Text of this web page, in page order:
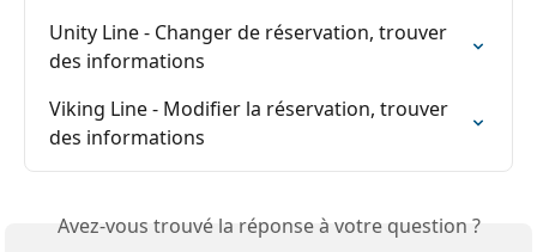
Unity Line - Changer de réservation, trouver
des informations
Viking Line - Modifier la réservation, trouver
des informations
Avez-vous trouvé la réponse à votre question ?